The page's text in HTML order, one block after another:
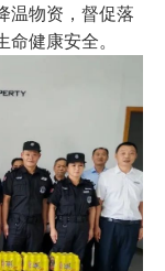
温物资，督促落
健康安全。